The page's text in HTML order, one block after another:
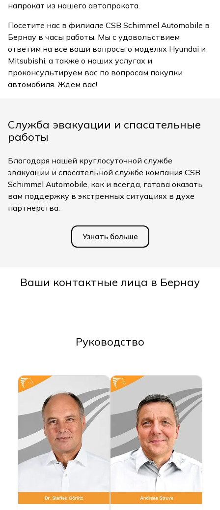
напрокат из нашего автопроката.
Посетите нас в филиале CSB Schimmel Automobile в
Бернау в часы работы. Мы с удовольствием
ответим на все ваши вопросы о моделях Hyundai и
Mitsubishi, а также о наших услугах и
проконсультируем вас по вопросам покупки
автомобиля. Ждем вас!
Служба эвакуации и спасательные
работы
Благодаря нашей круглосуточной службе
эвакуации и спасательной службе компания CSB
Schimmel Automobile, как и всегда, готова оказать
вам поддержку в экстренных ситуациях в духе
партнерства.
Узнать больше
Ваши контактные лица в Бернау
Руководство